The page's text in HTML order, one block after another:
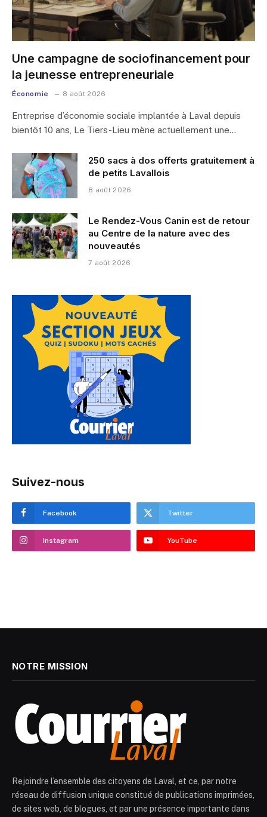
Une campagne de sociofinancement pour
la jeunesse entrepreneuriale
Économie 8 août 2026
Entreprise d’économie sociale implantée à Laval depuis
bientôt 10 ans, Le Tiers-Lieu mène actuellement une…
250 sacs à dos offerts gratuitement à
de petits Lavallois
8 août 2026
Le Rendez-Vous Canin est de retour
au Centre de la nature avec des
nouveautés
7 août 2026
Suivez-nous
Facebook Twitter
Instagram YouTube
NOTRE MISSION
Rejoindre l’ensemble des citoyens de Laval, et ce, par notre
réseau de diffusion unique constitué de publications imprimées,
de sites web, de blogues, et par une présence importante dans